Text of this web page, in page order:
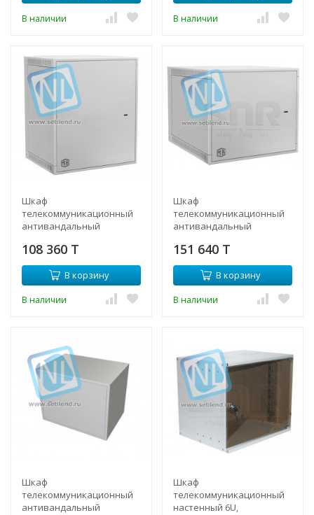
В наличии В наличии
Шкаф
телекоммуникационный
антивандальный
340х560х400мм
108 360 T
В корзину
В наличии
Шкаф
телекоммуникационный
антивандальный
340х560х600мм
151 640 T
В корзину
В наличии
Шкаф
телекоммуникационный
антивандальный
Шкаф
телекоммуникационный
настенный 6U,